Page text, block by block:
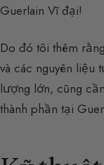
Guerlain Vĩ đại!
Do đó tôi thêm
và các nguyên
lượng lớn, cũng
thành phần tại